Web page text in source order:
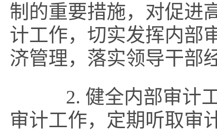
制的重要措施，对促进
计工作，切实发挥内部
济管理，落实领导干部
2. 健全内部审计工
审计工作，定期听取审